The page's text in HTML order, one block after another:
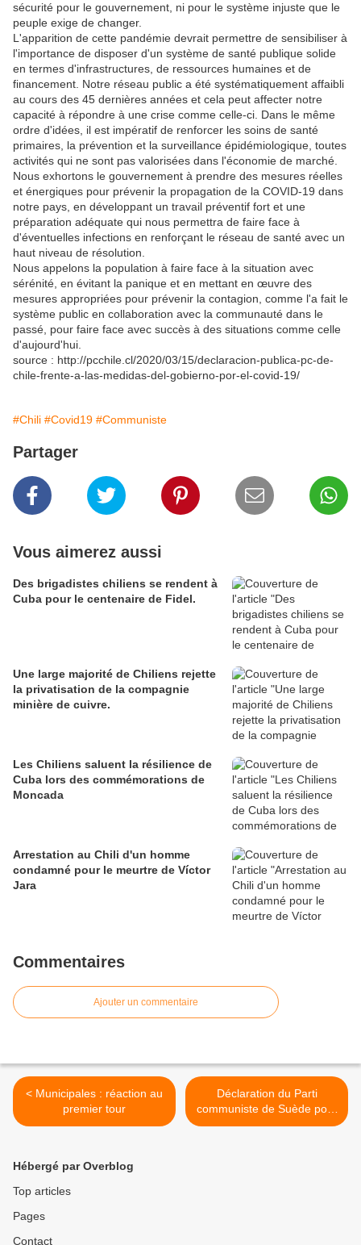
sécurité pour le gouvernement, ni pour le système injuste que le
peuple exige de changer.
L'apparition de cette pandémie devrait permettre de sensibiliser à
l'importance de disposer d'un système de santé publique solide
en termes d'infrastructures, de ressources humaines et de
financement. Notre réseau public a été systématiquement affaibli
au cours des 45 dernières années et cela peut affecter notre
capacité à répondre à une crise comme celle-ci. Dans le même
ordre d'idées, il est impératif de renforcer les soins de santé
primaires, la prévention et la surveillance épidémiologique, toutes
activités qui ne sont pas valorisées dans l'économie de marché.
Nous exhortons le gouvernement à prendre des mesures réelles
et énergiques pour prévenir la propagation de la COVID-19 dans
notre pays, en développant un travail préventif fort et une
préparation adéquate qui nous permettra de faire face à
d'éventuelles infections en renforçant le réseau de santé avec un
haut niveau de résolution.
Nous appelons la population à faire face à la situation avec
sérénité, en évitant la panique et en mettant en œuvre des
mesures appropriées pour prévenir la contagion, comme l'a fait le
système public en collaboration avec la communauté dans le
passé, pour faire face avec succès à des situations comme celle
d'aujourd'hui.
source : http://pcchile.cl/2020/03/15/declaracion-publica-pc-de-
chile-frente-a-las-medidas-del-gobierno-por-el-covid-19/
#Chili #Covid19 #Communiste
Partager
Vous aimerez aussi
Des brigadistes chiliens se rendent à
Cuba pour le centenaire de Fidel.
Une large majorité de Chiliens rejette
la privatisation de la compagnie
minière de cuivre.
Les Chiliens saluent la résilience de
Cuba lors des commémorations de
Moncada
Arrestation au Chili d'un homme
condamné pour le meurtre de Víctor
Jara
Commentaires
Ajouter un commentaire
< Municipales : réaction au
premier tour
Déclaration du Parti
communiste de Suède pour
le lancement de la Revue
Hébergé par Overblog
Top articles
Pages
Contact